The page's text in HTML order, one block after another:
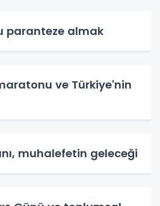
paranteze almak
ve Türkiye'nin
muhalefetin geleceği